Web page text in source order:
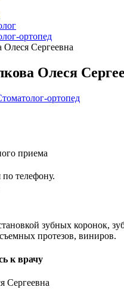
ортопед
Олеся Сергеевна
Олеся
ортопед
приема
по телефону.
зубных коронок,
протезов, виниров.
к врачу
Сергеевна